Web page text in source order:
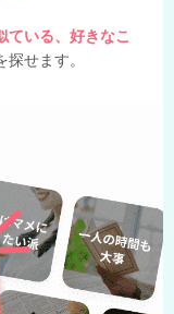
ている、好きなこ
せます。